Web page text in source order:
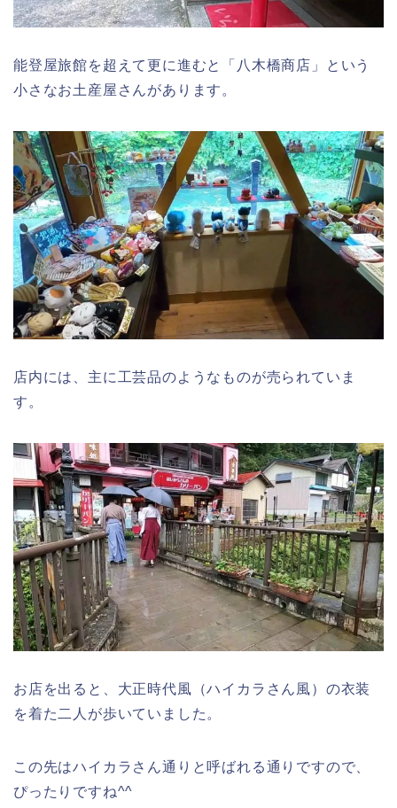
能登屋旅館を超えて更に進むと「八木橋商店」という
小さなお土産屋さんがあります。
店内には、主に工芸品のようなものが売られていま
す。
お店を出ると、大正時代風（ハイカラさん風）の衣装
を着た二人が歩いていました。
この先はハイカラさん通りと呼ばれる通りですので、
ぴったりですね^^